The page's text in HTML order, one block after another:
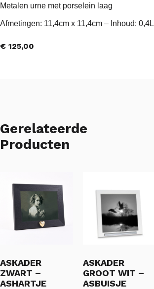
Metalen urne met porselein laag
Afmetingen: 11,4cm x 11,4cm – Inhoud: 0,4L
€ 125,00
Gerelateerde
Producten
ASKADER
ZWART –
ASHARTJE
ASKADER
GROOT WIT –
ASBUISJE